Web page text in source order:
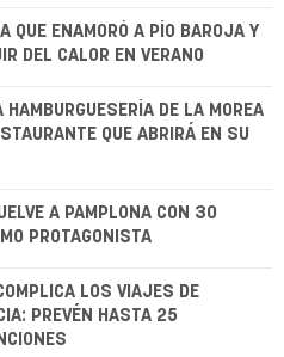
QUE ENAMORÓ A PÍO BAROJA Y
DEL CALOR EN VERANO
HAMBURGUESERÍA DE LA MOREA
QUE ABRIRÁ EN SU
A PAMPLONA CON 30
PROTAGONISTA
LOS VIAJES DE
PREVÉN HASTA 25